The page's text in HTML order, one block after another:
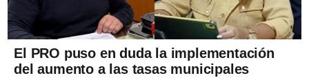
El PRO puso en duda la implementación
del aumento a las tasas municipales